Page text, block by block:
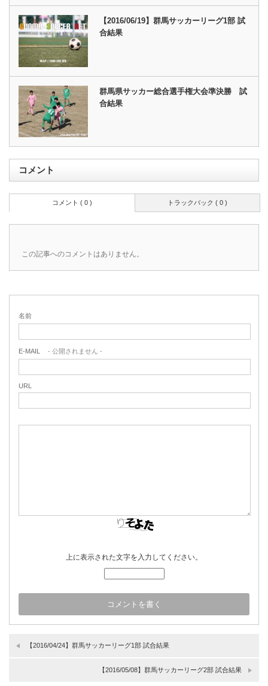
【2016/06/19】群馬サッカーリーグ1部 試
合結果
群馬県サッカー総合選手権大会準決勝 試
合結果
コメント
トラックバック ( 0 )
コメント ( 0 )
この記事へのコメントはありません。
名前
E-MAIL - 公開されません -
URL
上に表示された文字を入力してください。
【2016/04/24】群馬サッカーリーグ1部 試合結果
【2016/05/08】群馬サッカーリーグ2部 試合結果